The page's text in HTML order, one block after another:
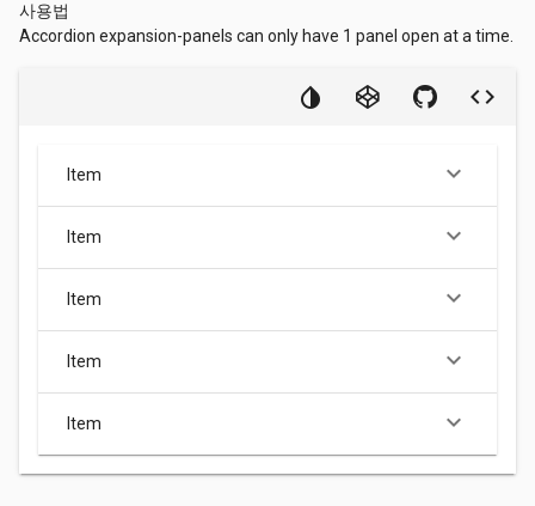
사용법
Accordion expansion-panels can only have 1 panel open at a time.
Item keyboard_arrow_down
Item keyboard_arrow_down
Item keyboard_arrow_down
Item keyboard_arrow_down
Item keyboard_arrow_down